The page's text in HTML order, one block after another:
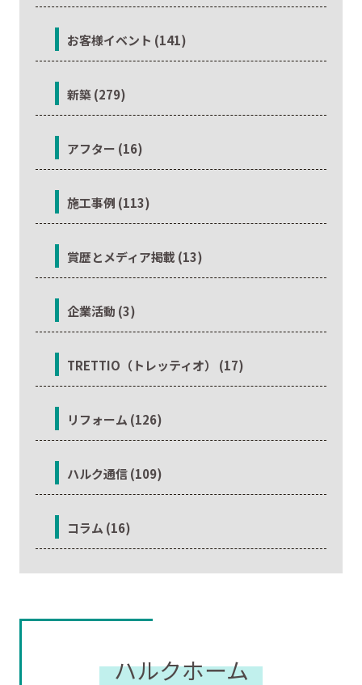
お客様イベント (141)
新築 (279)
アフター (16)
施工事例 (113)
賞歴とメディア掲載 (13)
企業活動 (3)
TRETTIO（トレッティオ） (17)
リフォーム (126)
ハルク通信 (109)
コラム (16)
ハルクホーム